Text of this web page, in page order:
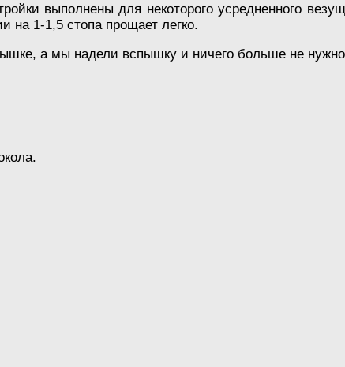
выполнены для некоторого усредненного
на 1-1,5 стопа прощает легко.
а мы надели вспышку и ничего больше не